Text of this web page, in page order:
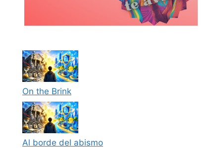
On the Brink
Al borde del abismo